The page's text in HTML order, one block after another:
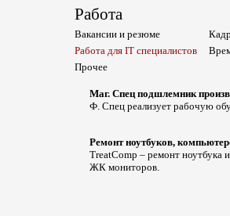
Работа
Вакансии и резюме
Работа для IT специалистов
Прочее
Маг. Спец подшлемник
Ф. Спец реализует рабочую
Ремонт ноутбуков,
TreatComp – ремонт ноутбука
ЖК мониторов.